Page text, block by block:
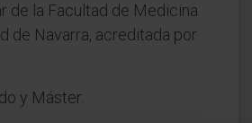
de la Facultad de Medicina
de Navarra, acreditada por
y Máster.